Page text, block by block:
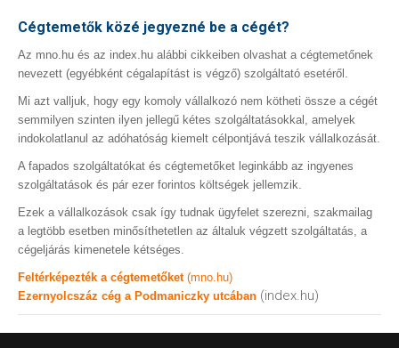
Cégtemetők közé jegyezné be a cégét?
Az mno.hu és az index.hu alábbi cikkeiben olvashat a cégtemetőnek
nevezett (egyébként cégalapítást is végző) szolgáltató esetéről.
Mi azt valljuk, hogy egy komoly vállalkozó nem kötheti össze a cégét
semmilyen szinten ilyen jellegű kétes szolgáltatásokkal, amelyek
indokolatlanul az adóhatóság kiemelt célpontjává teszik vállalkozását.
A fapados szolgáltatókat és cégtemetőket leginkább az ingyenes
szolgáltatások és pár ezer forintos költségek jellemzik.
Ezek a vállalkozások csak így tudnak ügyfelet szerezni, szakmailag
a legtöbb esetben minősíthetetlen az általuk végzett szolgáltatás, a
cégeljárás kimenetele kétséges.
Feltérképezték a cégtemetőket (mno.hu)
Ezernyolcszáz cég a Podmaniczky utcában (index.hu)